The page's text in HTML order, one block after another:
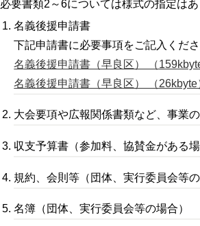
必要書類2～6については様式の指定は
名義後援申請書
下記申請書に必要事項をご記入くださ
名義後援申請書（早良区） （
名義後援申請書（早良区） （26kbyte
大会要項や広報関係書類など、事業
収支予算書（参加料、協賛金がある
規約、会則等（団体、実行委員会等の
名簿（団体、実行委員会等の場合）